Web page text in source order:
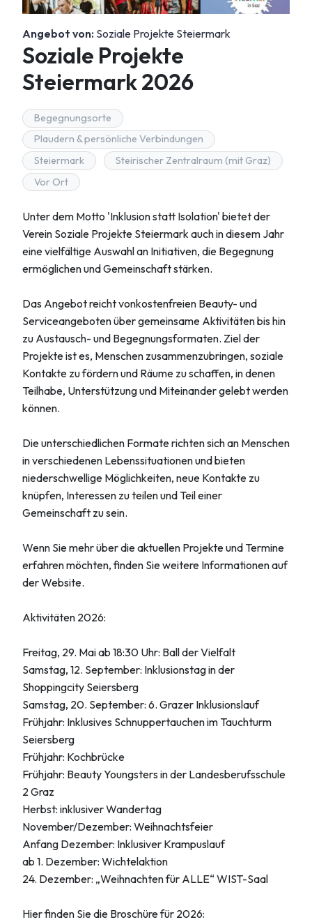
Angebot von: Soziale Projekte Steiermark
Soziale Projekte
Steiermark 2026
Begegnungsorte
Plaudern & persönliche Verbindungen
Steiermark
Steirischer Zentralraum (mit Graz)
Vor Ort
Unter dem Motto 'Inklusion statt Isolation' bietet der
Verein Soziale Projekte Steiermark auch in diesem Jahr
eine vielfältige Auswahl an Initiativen, die Begegnung
ermöglichen und Gemeinschaft stärken.
Das Angebot reicht vonkostenfreien Beauty- und
Serviceangeboten über gemeinsame Aktivitäten bis hin
zu Austausch- und Begegnungsformaten. Ziel der
Projekte ist es, Menschen zusammenzubringen, soziale
Kontakte zu fördern und Räume zu schaffen, in denen
Teilhabe, Unterstützung und Miteinander gelebt werden
können.
Die unterschiedlichen Formate richten sich an Menschen
in verschiedenen Lebenssituationen und bieten
niederschwellige Möglichkeiten, neue Kontakte zu
knüpfen, Interessen zu teilen und Teil einer
Gemeinschaft zu sein.
Wenn Sie mehr über die aktuellen Projekte und Termine
erfahren möchten, finden Sie weitere Informationen auf
der Website.
Aktivitäten 2026:
Freitag, 29. Mai ab 18:30 Uhr: Ball der Vielfalt
Samstag, 12. September: Inklusionstag in der
Shoppingcity Seiersberg
Samstag, 20. September: 6. Grazer Inklusionslauf
Frühjahr: Inklusives Schnuppertauchen im Tauchturm
Seiersberg
Frühjahr: Kochbrücke
Frühjahr: Beauty Youngsters in der Landesberufsschule
2 Graz
Herbst: inklusiver Wandertag
November/Dezember: Weihnachtsfeier
Anfang Dezember: Inklusiver Krampuslauf
ab 1. Dezember: Wichtelaktion
24. Dezember: „Weihnachten für ALLE“ WIST-Saal
Hier finden Sie die Broschüre für 2026: